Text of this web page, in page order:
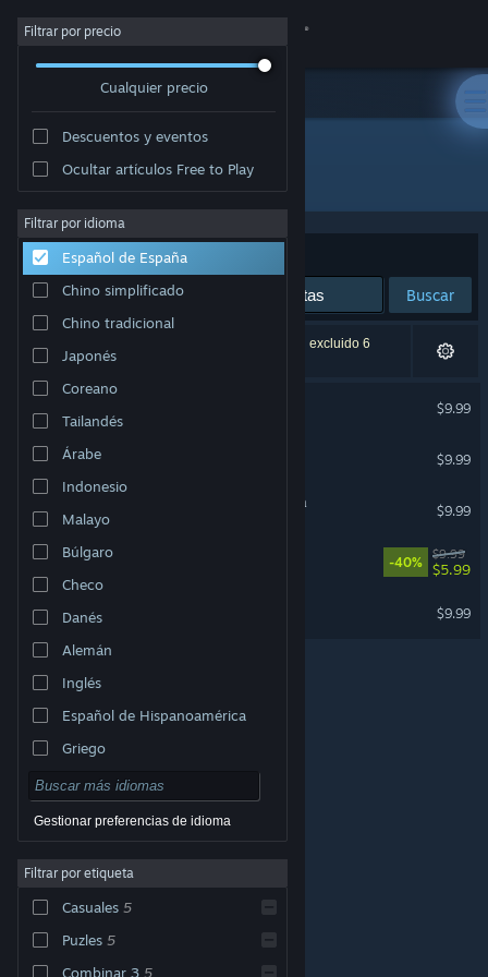
Iniciar sesión
Acerca de
Soporte
Cambiar idioma
Descargar Steam Mobile
Ver versión clásica
© Valve Corporation. Todos los derechos reservados.
respectivos dueños en EE. UU. y otros países.
Acuerdo de Suscriptor a Steam
Cookies
Filtrar por precio
Cualquier precio
Descuentos y eventos
Ocultar artículos Free to Play
Filtrar por idioma
Español de España
Chino simplificado
Chino tradicional
Japonés
Coreano
Tailandés
Árabe
Indonesio
Malayo
Búlgaro
Checo
Danés
Alemán
Inglés
Español de Hispanoamérica
Griego
Gestionar preferencias de idioma
Filtrar por etiqueta
Casuales 5
Puzles 5
Combinar 3 5
Editor: Notus Games Ltd
Ordenar por Relevancia
Buscar
5 resultados coinciden con la búsqueda. Se han excluido 6
títulos basándose en tus preferencias.
$9.99
$9.99
Travel Riddles: Trip To India
$9.99
-40%
$9.99
$5.99
$9.99